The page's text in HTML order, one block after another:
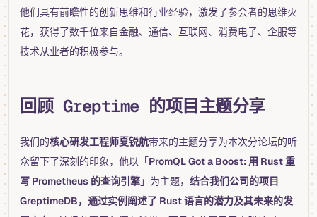
他们具有前瞻性的创新思维和行业经验，激发了参会者的思维火
花，获得了数千位来自金融、通信、互联网、消费电子、企服等
技术从业者的积极参与。
回顾 Greptime 的项目主题分享
我们的核心研发工程师夏锐航带来的主题分享为本次分论坛的听
众留下了深刻的印象，他以「 PromQL Got a Boost: 用 Rust 重
写 Prometheus 的查询引擎」为主题， 结合我们公司的项目
GreptimeDB，通过实例阐述了 Rust 语言的潜力及其未来的发